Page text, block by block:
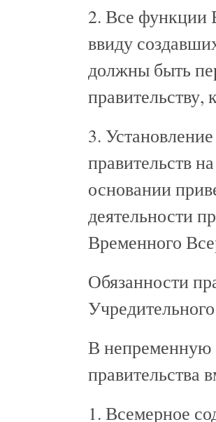
2. Все функции
ввиду
должны быть
правительству,
3.
правительств
основании
деятельности
Временного
Обязанности
В непременную
правительства
1. Всемерное